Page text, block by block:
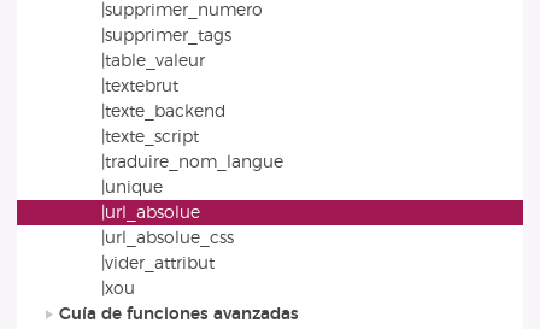
|supprimer_numero
|supprimer_tags
|table_valeur
|textebrut
|texte_backend
|texte_script
|traduire_nom_langue
|unique
|url_absolue
|url_absolue_css
|vider_attribut
|xou
Guía de funciones avanzadas